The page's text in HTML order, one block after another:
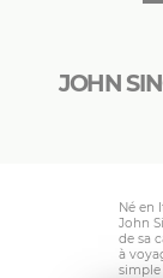
JOHN
Né en
John
de sa
à
simple